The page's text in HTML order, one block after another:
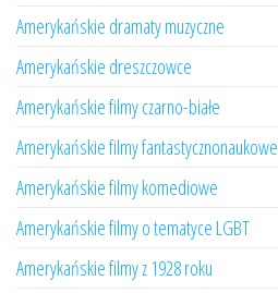
Amerykańskie dramaty muzyczne
Amerykańskie dreszczowce
Amerykańskie filmy czarno-białe
Amerykańskie filmy fantastycznonaukowe
Amerykańskie filmy komediowe
Amerykańskie filmy o tematyce LGBT
Amerykańskie filmy z 1928 roku